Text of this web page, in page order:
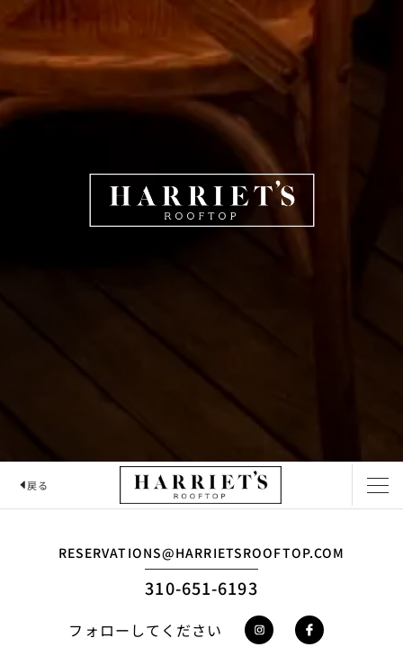
HARRIET'S
戻る
RESERVATIONS@HARRIETSROOFTOP.COM
310-651-6193
フォローしてください